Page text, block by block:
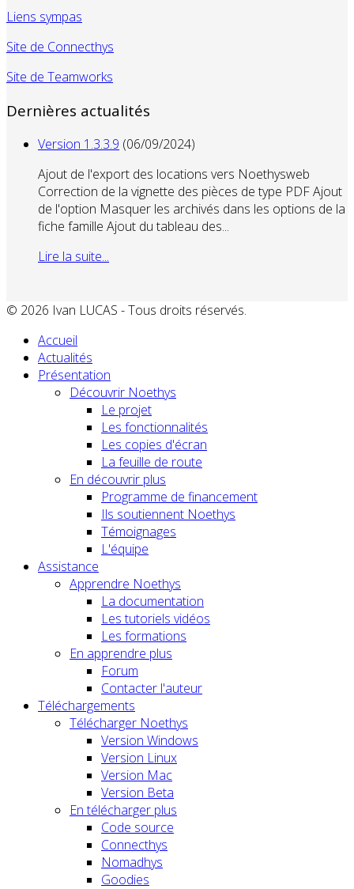
Liens sympas
Site de Connecthys
Site de Teamworks
Dernières actualités
Version 1.3.3.9 (06/09/2024)
Ajout de l'export des locations vers Noethysweb
Correction de la vignette des pièces de type PDF Ajout
de l'option Masquer les archivés dans les options de la
fiche famille Ajout du tableau des...
Lire la suite...
© 2026 Ivan LUCAS - Tous droits réservés.
Accueil
Actualités
Présentation
Découvrir Noethys
Le projet
Les fonctionnalités
Les copies d'écran
La feuille de route
En découvrir plus
Programme de financement
Ils soutiennent Noethys
Témoignages
L'équipe
Assistance
Apprendre Noethys
La documentation
Les tutoriels vidéos
Les formations
En apprendre plus
Forum
Contacter l'auteur
Téléchargements
Télécharger Noethys
Version Windows
Version Linux
Version Mac
Version Beta
En télécharger plus
Code source
Connecthys
Nomadhys
Goodies